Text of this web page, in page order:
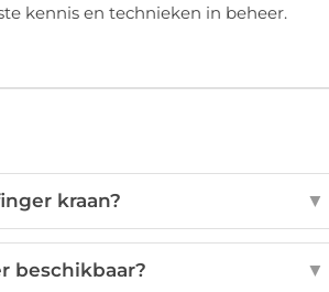
kennis en technieken in beheer.
kraan? ▼
beschikbaar? ▼